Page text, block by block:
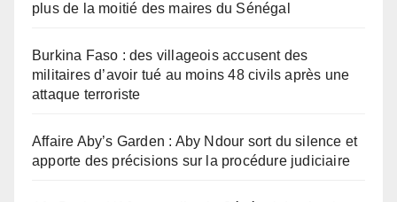
plus de la moitié des maires du Sénégal
Burkina Faso : des villageois accusent des
militaires d’avoir tué au moins 48 civils après une
attaque terroriste
Affaire Aby’s Garden : Aby Ndour sort du silence et
apporte des précisions sur la procédure judiciaire